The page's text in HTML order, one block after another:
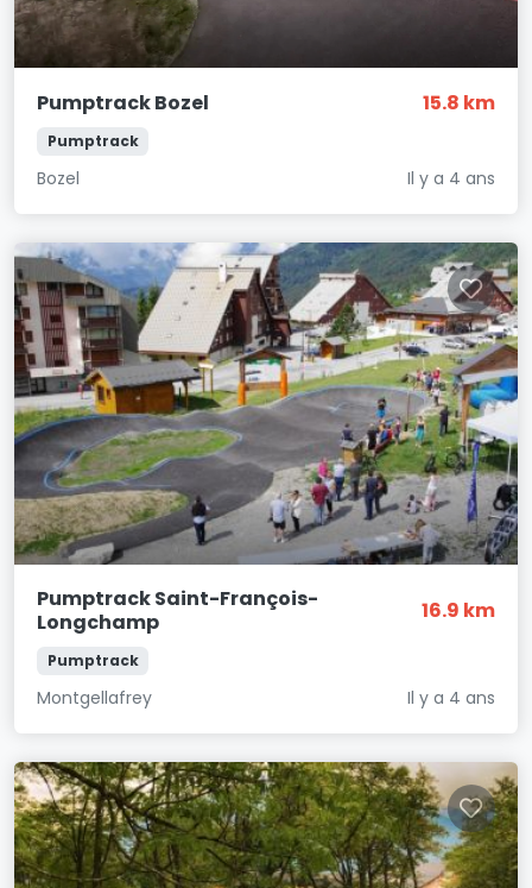
Pumptrack Bozel 15.8 km
Pumptrack
Bozel Il y a 4 ans
Pumptrack Saint-François-
Longchamp
16.9 km
Pumptrack
Montgellafrey Il y a 4 ans